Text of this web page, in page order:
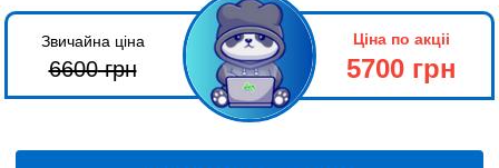
Звичайна ціна
6600грн
Ціна по акціі
5700 грн